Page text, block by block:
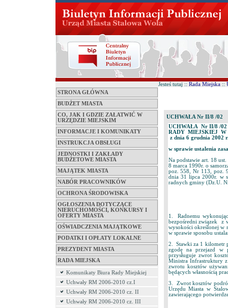
STRONA GŁÓWNA
BUDŻET MIASTA
CO, JAK I GDZIE ZAŁATWIĆ W
URZĘDZIE MIEJSKIM
INFORMACJE I KOMUNIKATY
INSTRUKCJA OBSŁUGI
JEDNOSTKI I ZAKŁADY
BUDŻETOWE MIASTA
MAJĄTEK MIASTA
NABÓR PRACOWNIKÓW
OCHRONA ŚRODOWISKA
OGŁOSZENIA DOTYCZĄCE
NIERUCHOMOŚCI, KONKURSY I
OFERTY MIASTA
OŚWIADCZENIA MAJĄTKOWE
PODATKI I OPŁATY LOKALNE
PREZYDENT MIASTA
RADA MIEJSKA
Komunikaty Biura Rady Miejskiej
Uchwały RM 2006-2010 cz.I
Uchwały RM 2006-2010 cz. II
Uchwały RM 2006-2010 cz. III
Jesteś tutaj :: Rada Miejska ::
UCHWAŁA Nr II/8 /02
UCHWAŁA Nr II/8 /02
RADY MIEJSKIEJ
z dnia 6 grudnia 2002
w sprawie ustalenia
Na podstawie art. 18
8 marca 1990r. o
poz. 558, Nr 113, poz.
dnia 31 lipca 2000r. w
radnych gminy (Dz.U.
1. Radnemu
bezpośredni związek z
wysokości określonej w
w sprawie sposobu
2. Stawki za 1 kilometr
zgodę na przejazd w
przysługuje zwrot
Ministra Infrastruktury
zwrotu kosztów
będących własnością
3. Zwrot kosztów
Urzędu Miasta w
zawierającego